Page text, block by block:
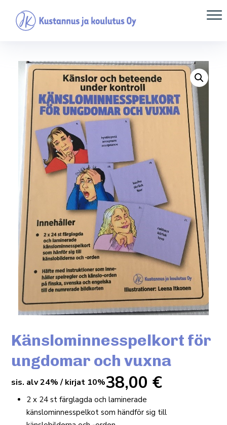
Känslominnesspelkort för
ungdomar och vuxna
38,00€
sis. alv 24% / kirjat 10%
2 x 24 st färglagda och laminerade
känslominnesspelkot som händför sig till